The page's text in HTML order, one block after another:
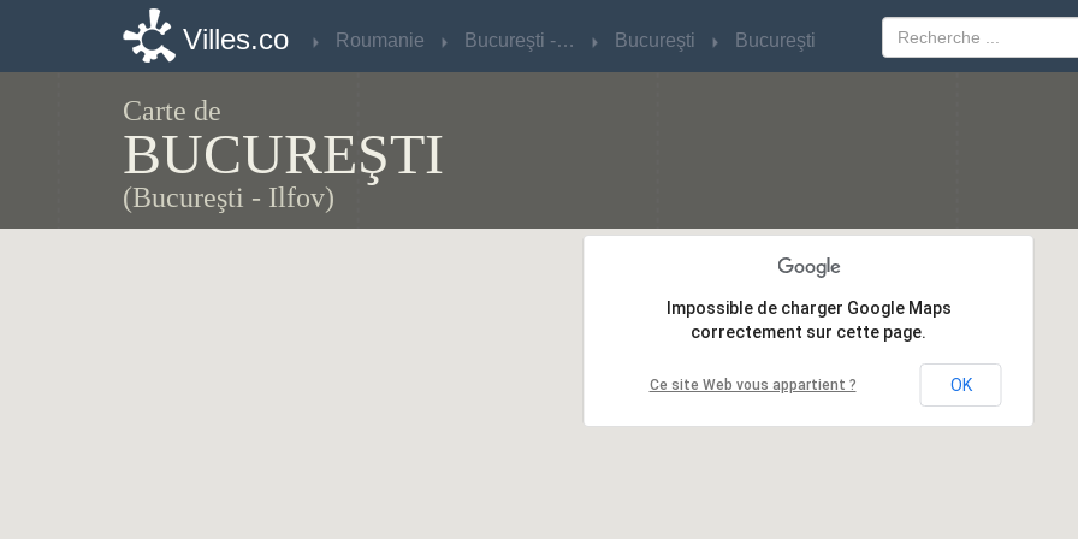
Villes.co Roumanie Bucureşti - Ilfov Bucureşti Bucureşti
Carte de
BUCUREŞTI
(Bucureşti - Ilfov)
Impossible de charger Google Maps
correctement sur cette page.
Ce site Web vous appartient ? OK
Impossible de charger Google Maps
correctement sur cette page.
Ce site Web vous appartient ? OK
Villes.co Roumanie Bucureşti - Ilfov Bucureşti Bucureşti